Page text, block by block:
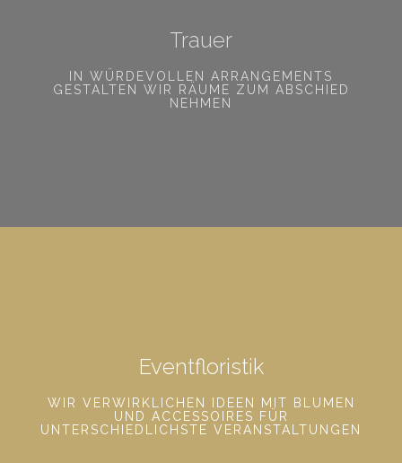
Trauer
IN WÜRDEVOLLEN ARRANGEMENTS
GESTALTEN WIR RÄUME ZUM ABSCHIED
NEHMEN
Eventfloristik
WIR VERWIRKLICHEN IDEEN MIT BLUMEN
UND ACCESSOIRES FÜR
UNTERSCHIEDLICHSTE VERANSTALTUNGEN